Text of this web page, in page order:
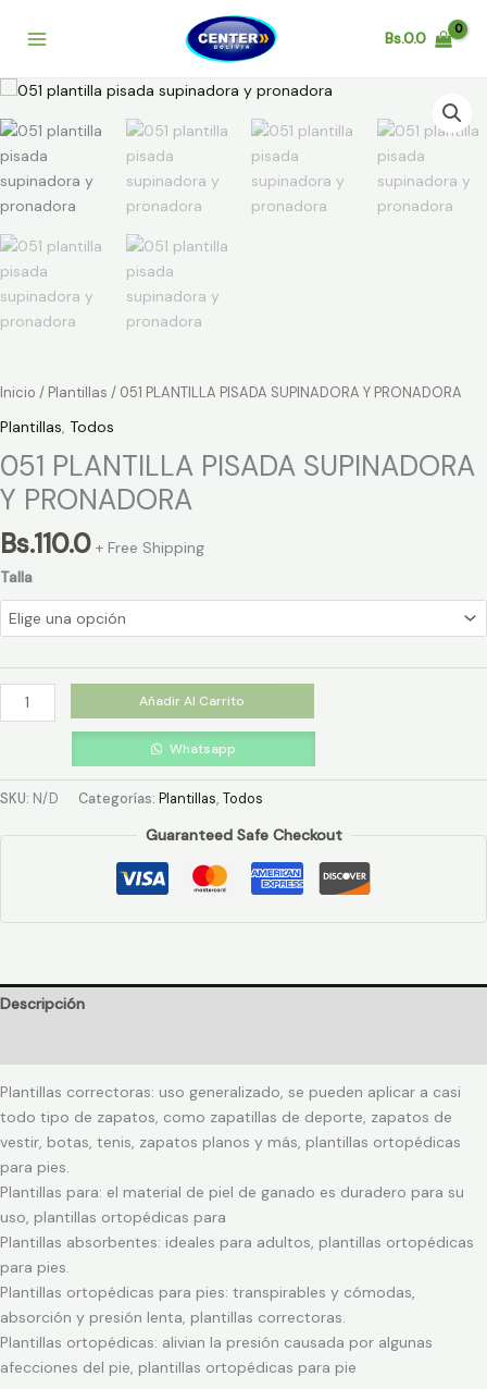
Bs.0.0
Inicio / Plantillas / 051 PLANTILLA PISADA SUPINADORA Y PRONADORA
Plantillas, Todos
051 PLANTILLA PISADA SUPINADORA
Y PRONADORA
Bs.110.0 + Free Shipping
Talla
051
PLANTILLA
PISADA
SUPINADORA
Y
PRONADORA
cantidad
Añadir Al Carrito
Whatsapp
SKU: N/D Categorías: Plantillas, Todos
Guaranteed Safe Checkout
Descripción
Plantillas correctoras: uso generalizado, se pueden aplicar a casi
todo tipo de zapatos, como zapatillas de deporte, zapatos de
vestir, botas, tenis, zapatos planos y más, plantillas ortopédicas
para pies.
Plantillas para: el material de piel de ganado es duradero para su
uso, plantillas ortopédicas para
Plantillas absorbentes: ideales para adultos, plantillas ortopédicas
para pies.
Plantillas ortopédicas para pies: transpirables y cómodas,
absorción y presión lenta, plantillas correctoras.
Plantillas ortopédicas: alivian la presión causada por algunas
afecciones del pie, plantillas ortopédicas para pie